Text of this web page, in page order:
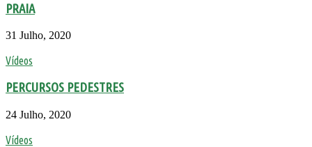
PRAIA
31 Julho, 2020
Vídeos
PERCURSOS PEDESTRES
24 Julho, 2020
Vídeos